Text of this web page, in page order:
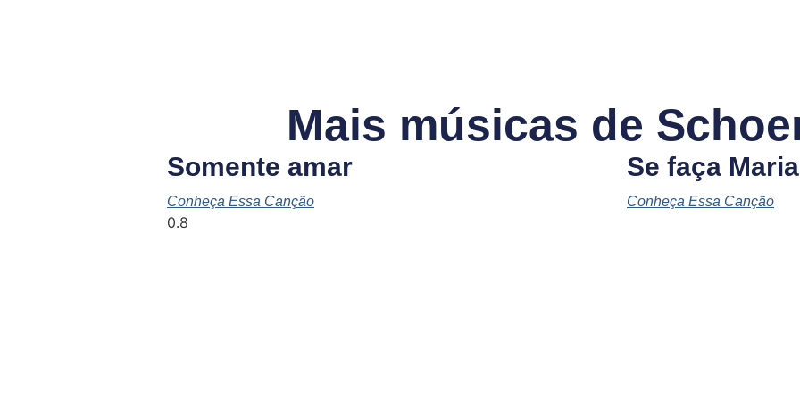
Mais músicas de
Somente amar
Conheça Essa Canção
Se faça Maria
Conheça Essa Canção